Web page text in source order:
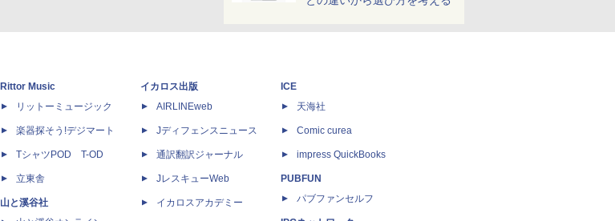
Rittor Music
リットーミュージック
楽器探そう!デジマート
TシャツPOD T-OD
立東舎
山と溪谷社
イカロス出版
AIRLINEweb
Jディフェンスニュース
通訳翻訳ジャーナル
JレスキューWeb
イカロスアカデミー
ICE
天海社
Comic curea
impress QuickBooks
PUBFUN
パブファンセルフ